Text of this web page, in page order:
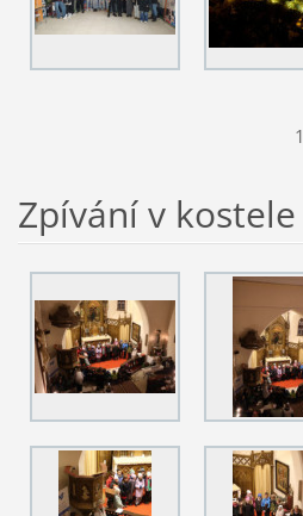
1
Zpívání v kostele